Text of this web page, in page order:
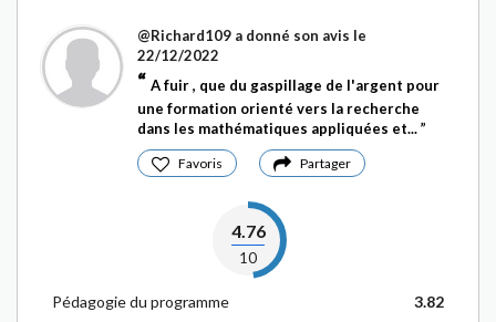
@Richard109 a donné son avis le
22/12/2022
A fuir , que du gaspillage de l'argent pour
une formation orienté vers la recherche
dans les mathématiques appliquées et...
Favoris Partager
4.76
10
Pédagogie du programme
3.82